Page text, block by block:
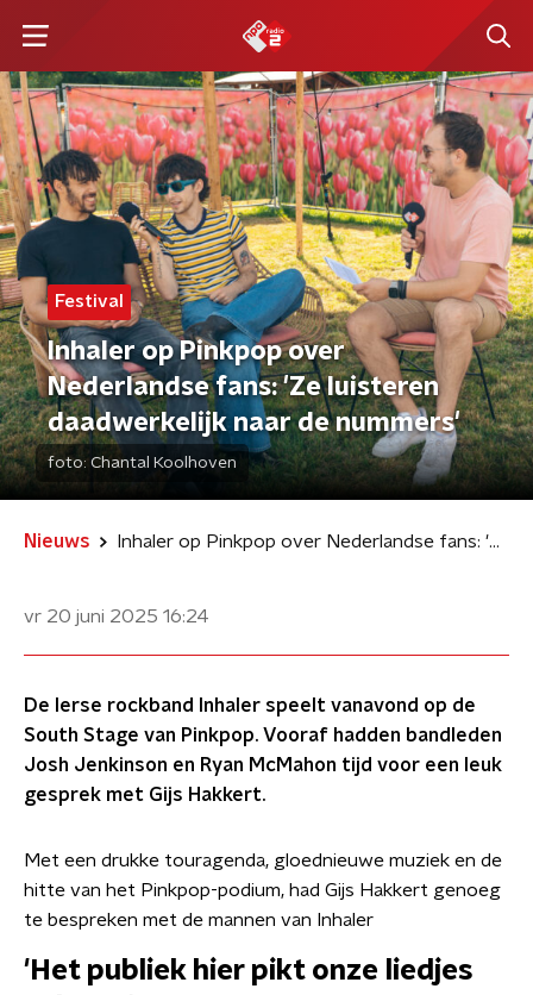
Festival
Inhaler op Pinkpop over
Nederlandse fans: 'Ze luisteren
daadwerkelijk naar de nummers'
foto: Chantal Koolhoven
Nieuws Inhaler op Pinkpop over Nederlandse fans: 'Ze luisteren daadwerkelijk naar de nummers'
vr 20 juni 2025 16:24
De Ierse rockband Inhaler speelt vanavond op de
South Stage van Pinkpop. Vooraf hadden bandleden
Josh Jenkinson en Ryan McMahon tijd voor een leuk
gesprek met Gijs Hakkert.
Met een drukke touragenda, gloednieuwe muziek en de
hitte van het Pinkpop-podium, had Gijs Hakkert genoeg
te bespreken met de mannen van Inhaler
'Het publiek hier pikt onze liedjes